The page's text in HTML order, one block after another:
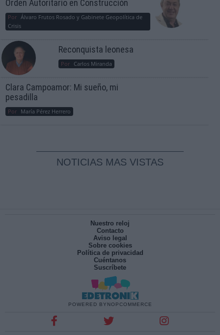
Orden Autoritario en Construcción
Por Álvaro Frutos Rosado y Gabinete Geopolítica de
Crisis
Reconquista leonesa
Por Carlos Miranda
Clara Campoamor: Mi sueño, mi
pesadilla
Por María Pérez Herrero
NOTICIAS MAS VISTAS
Nuestro reloj
Contacto
Aviso legal
Sobre cookies
Política de privacidad
Cuéntanos
Suscríbete
POWERED BY NOPCOMMERCE